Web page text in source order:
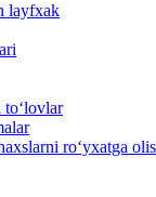
layfхak
toʻlovlar
roʻyхatga